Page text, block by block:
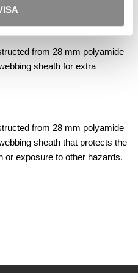
from 28 mm polyamide
sheath for extra
from 28 mm polyamide
sheath that protects the
or exposure to other hazards.